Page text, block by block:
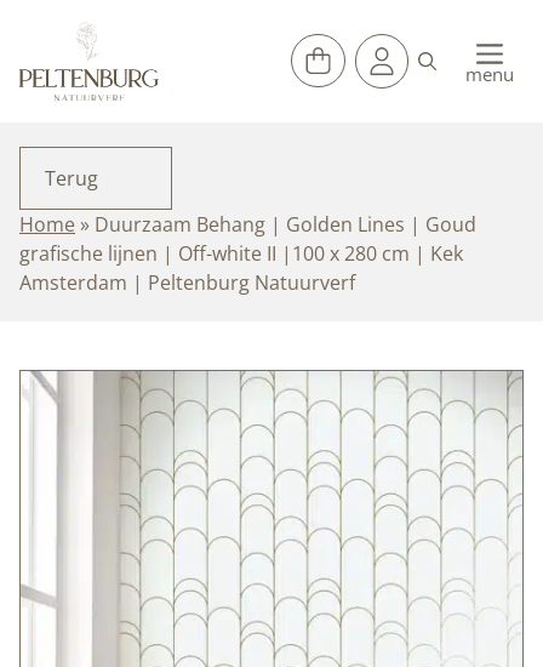
de
inhoud
menu
Terug
Home » Duurzaam Behang | Golden Lines | Goud
grafische lijnen | Off-white II |100 x 280 cm | Kek
Amsterdam | Peltenburg Natuurverf